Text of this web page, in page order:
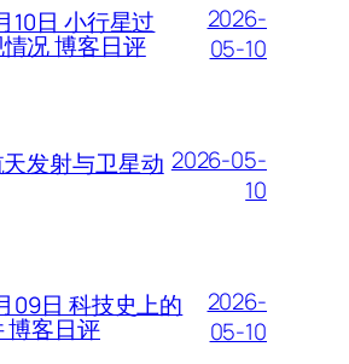
10日 小行星过
况 博客日评
2026-
05-10
发射与卫星动 2026-05-
10
09日 科技史上的
博客日评
2026-
05-10